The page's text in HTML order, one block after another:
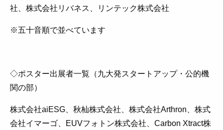
社、株式会社リバネス、リンテック株式会社
※五十音順で並べています
◇ポスター出展者一覧（九大発スタートアップ・公的機
関の部）
株式会社aiESG、秋杣株式会社、株式会社Arthron、株式
会社イマーゴ、EUVフォトン株式会社、Carbon Xtract株